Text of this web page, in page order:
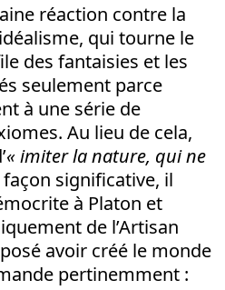
réaction contre la
qui tourne le
des fantaisies et les
seulement parce
à une série de
Au lieu de cela,
« imiter la nature, qui ne
façon significative, il
à Platon et
de l’Artisan
avoir créé le monde
pertinemment :